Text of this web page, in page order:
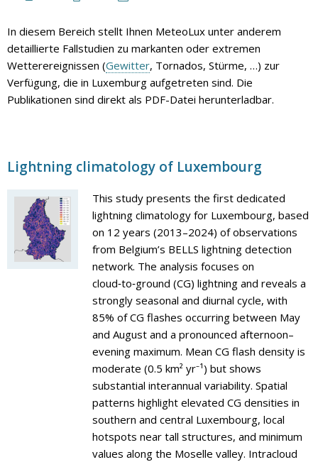
In diesem Bereich stellt Ihnen MeteoLux unter anderem
detaillierte Fallstudien zu markanten oder extremen
Wetterereignissen (Gewitter, Tornados, Stürme, …) zur
Verfügung, die in Luxemburg aufgetreten sind. Die
Publikationen sind direkt als PDF-Datei herunterladbar.
Lightning climatology of Luxembourg
This study presents the first dedicated
lightning climatology for Luxembourg, based
on 12 years (2013–2024) of observations
from Belgium’s BELLS lightning detection
network. The analysis focuses on
cloud‑to‑ground (CG) lightning and reveals a
strongly seasonal and diurnal cycle, with
85% of CG flashes occurring between May
and August and a pronounced afternoon–
evening maximum. Mean CG flash density is
moderate (0.5 km² yr⁻¹) but shows
substantial interannual variability. Spatial
patterns highlight elevated CG densities in
southern and central Luxembourg, local
hotspots near tall structures, and minimum
values along the Moselle valley. Intracloud